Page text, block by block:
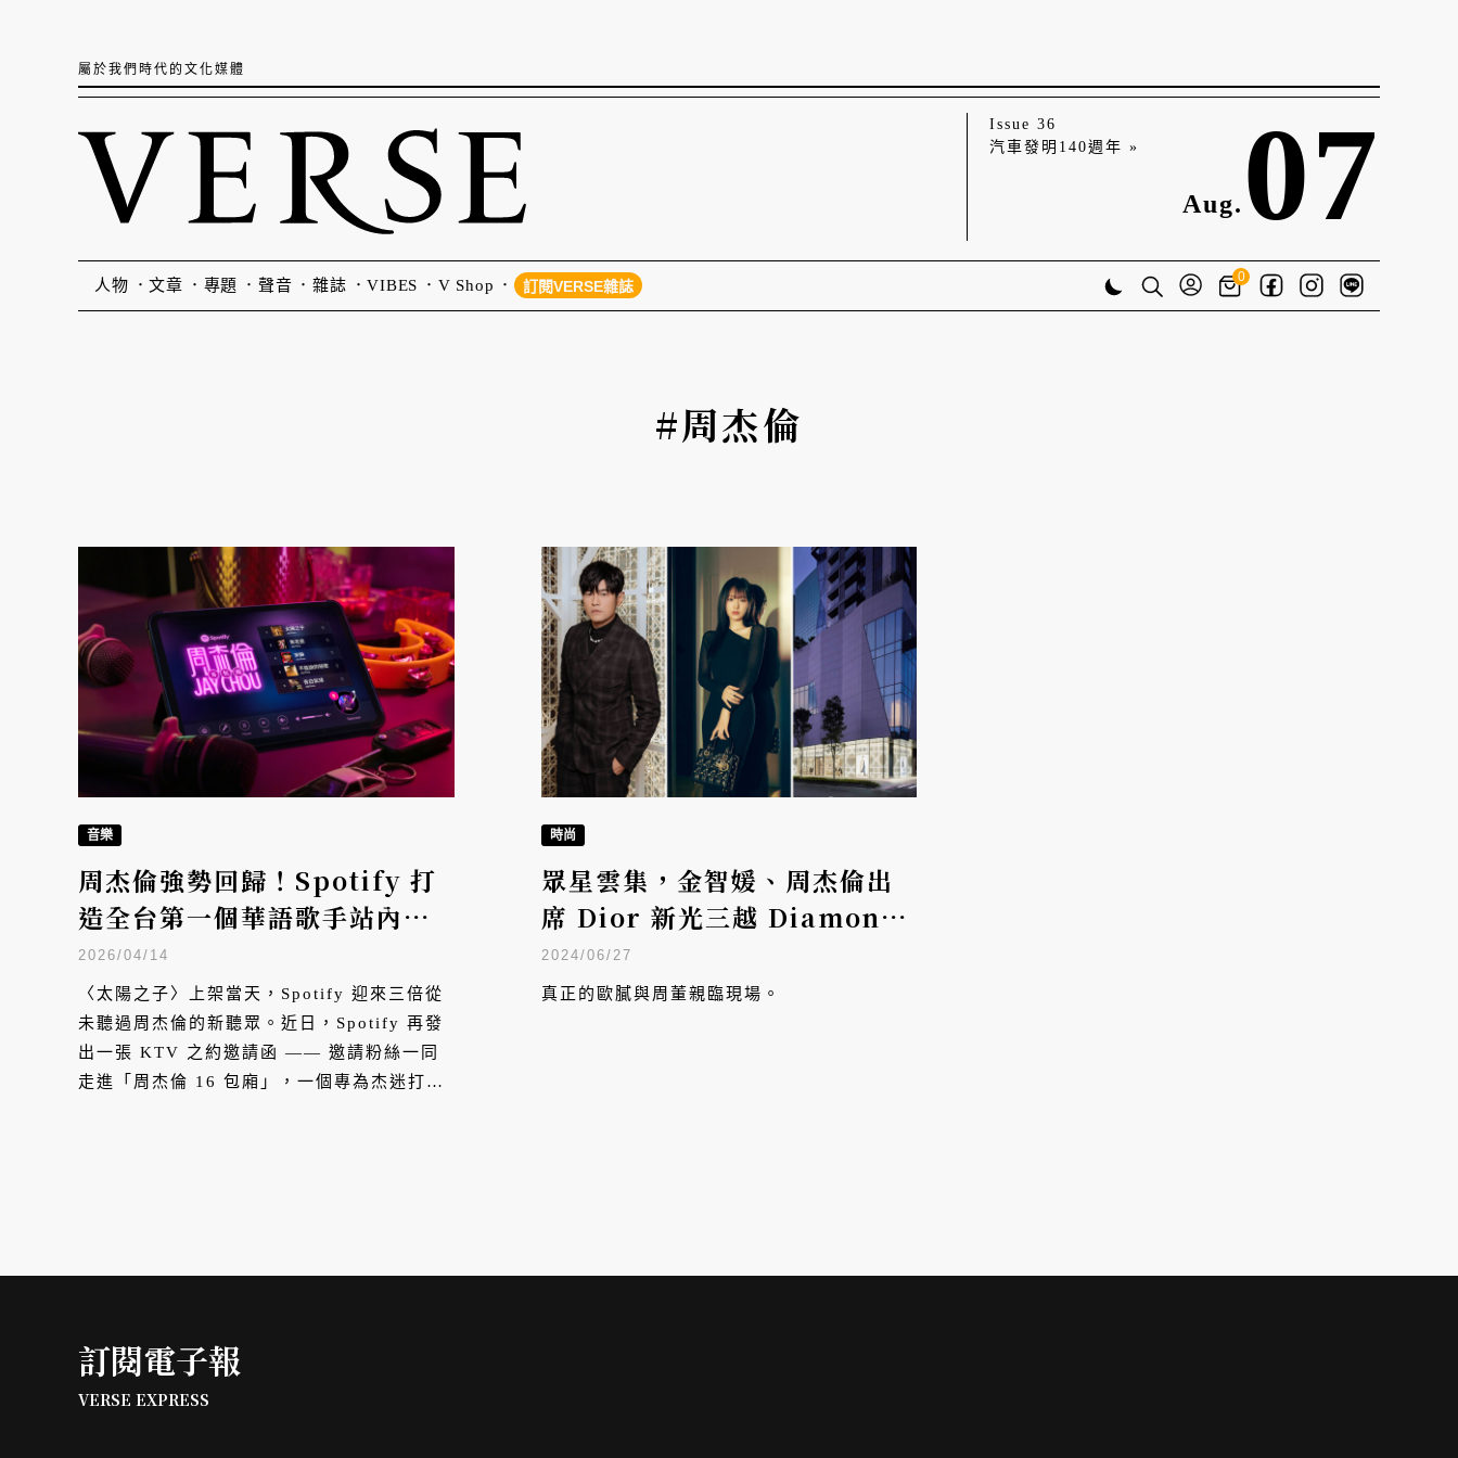
屬於我們時代的文化媒體
Issue 36
汽車發明140週年 »
Aug. 07
人物 文章 專題 聲音 雜誌 VIBES V Shop 訂閱VERSE雜誌
0
#周杰倫
音樂
周杰倫強勢回歸！Spotify 打
造全台第一個華語歌手站內互
動式體驗
2026/04/14
〈太陽之子〉上架當天，Spotify 迎來三倍從
未聽過周杰倫的新聽眾。近日，Spotify 再發
出一張 KTV 之約邀請函 —— 邀請粉絲一同
走進「周杰倫 16 包廂」，一個專為杰迷打造
時尚
眾星雲集，金智媛、周杰倫出
席 Dior 新光三越 Diamond
Towers專門店開幕
2024/06/27
真正的歐膩與周董親臨現場。
訂閱電子報
VERSE EXPRESS